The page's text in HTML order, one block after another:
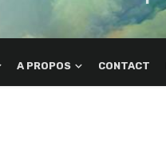
A PROPOS CONTACT